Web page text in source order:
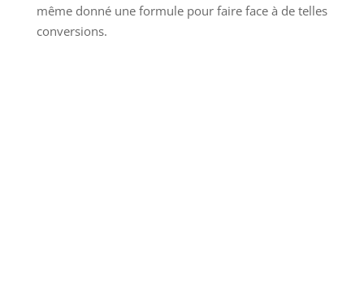
même donné une formule pour faire face à de telles
conversions.